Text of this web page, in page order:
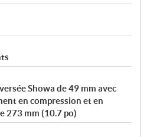
Showa de 49 mm avec
en compression et en
273 mm (10.7 po)